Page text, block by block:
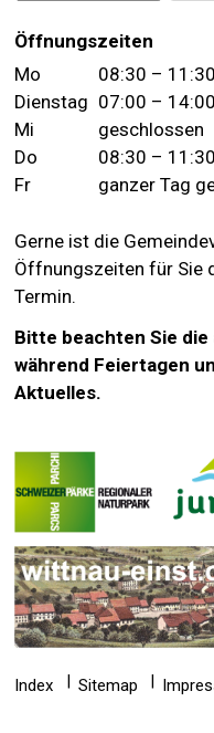
Öffnungszeiten
WochentagVormittag
Mo 08:30 – 11:30
Dienstag 07:00 –
Mi
geschlossen
Do
08:30 – 11:30
Fr
ganzer Tag
Gerne ist die
Öffnungszeiten für Sie
Termin.
Bitte beachten Sie
während Feiertagen
Aktuelles.
Index Sitemap